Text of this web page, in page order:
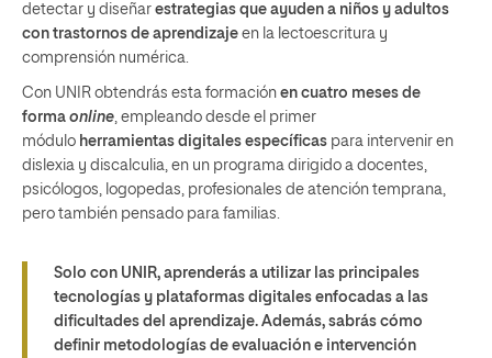
detectar y diseñar estrategias que ayuden a niños y adultos
con trastornos de aprendizaje en la lectoescritura y
comprensión numérica.
Con UNIR obtendrás esta formación en cuatro meses de
forma online, empleando desde el primer
módulo herramientas digitales específicas para intervenir en
dislexia y discalculia, en un programa dirigido a docentes,
psicólogos, logopedas, profesionales de atención temprana,
pero también pensado para familias.
Solo con UNIR, aprenderás a utilizar las principales
tecnologías y plataformas digitales enfocadas a las
dificultades del aprendizaje. Además, sabrás cómo
definir metodologías de evaluación e intervención